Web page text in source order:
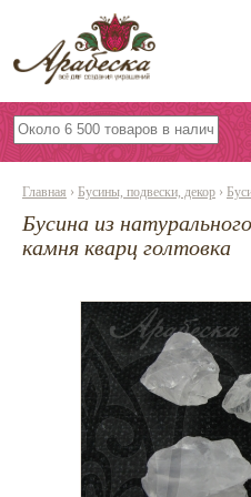
Бусины, подвески,
Бисер
Фурнитура
Инструменты и
Эпоксидная смола
Шнуры, ленты,
По темам и сезонам
Главная › Бусины, подвески, декор ›
Бусина из натурального
камня кварц голтовка